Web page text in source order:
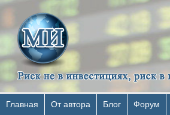
Главная От автора Блог Форум